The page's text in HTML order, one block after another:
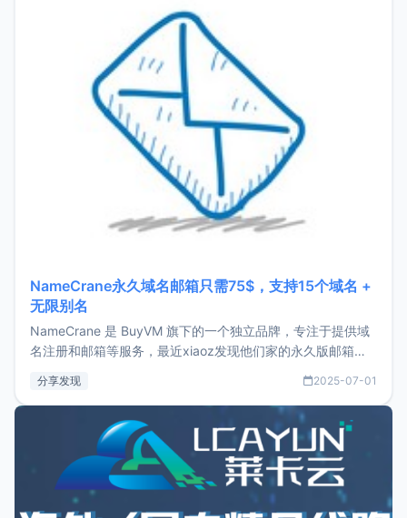
NameCrane永久域名邮箱只需75$，支持15个域名 +
无限别名
NameCrane 是 BuyVM 旗下的一个独立品牌，专注于提供域
名注册和邮箱等服务，最近xiaoz发现他们家的永久版邮箱服
又实惠的域名邮箱，不妨尝试一下 NameCrane。注册
NameCraneNameCrane不支持直接注册，必须要购买
分享发现 2025-07-01